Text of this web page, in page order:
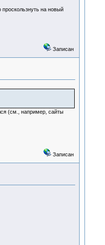
на новый
Записан
(см., например, сайты
Записан